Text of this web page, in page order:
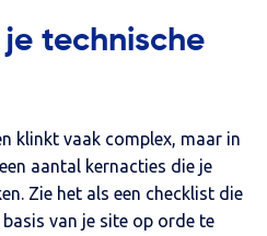
technische
klinkt vaak complex, maar in
aantal kernacties die je
Zie het als een checklist die
van je site op orde te